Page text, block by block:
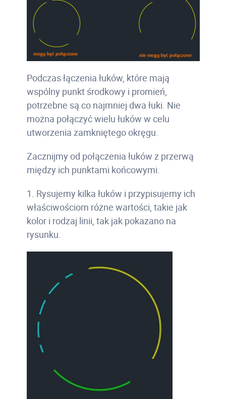
Podczas łączenia łuków, które mają
wspólny punkt środkowy i promień,
potrzebne są co najmniej dwa łuki. Nie
można połączyć wielu łuków w celu
utworzenia zamkniętego okręgu.
Zacznijmy od połączenia łuków z przerwą
między ich punktami końcowymi.
1. Rysujemy kilka łuków i przypisujemy ich
właściwościom różne wartości, takie jak
kolor i rodzaj linii, tak jak pokazano na
rysunku.